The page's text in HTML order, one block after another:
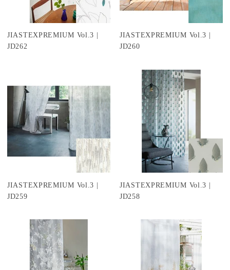
JIASTEXPREMIUM Vol.3 |
JD262
JIASTEXPREMIUM Vol.3 |
JD260
JIASTEXPREMIUM Vol.3 |
JD259
JIASTEXPREMIUM Vol.3 |
JD258